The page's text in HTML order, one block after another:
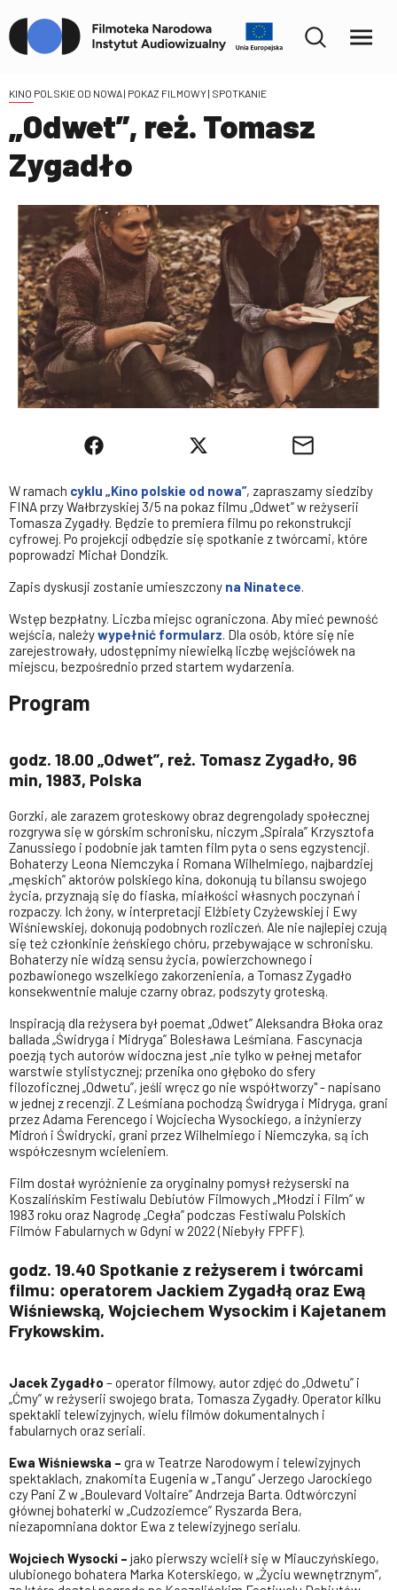
KINO POLSKIE OD NOWA| POKAZ FILMOWY | SPOTKANIE
„Odwet”, reż. Tomasz
Zygadło
W ramach cyklu „Kino polskie od nowa”, zapraszamy siedziby
FINA przy Wałbrzyskiej 3/5 na pokaz filmu „Odwet” w reżyserii
Tomasza Zygadły. Będzie to premiera filmu po rekonstrukcji
cyfrowej. Po projekcji odbędzie się spotkanie z twórcami, które
poprowadzi Michał Dondzik.
Zapis dyskusji zostanie umieszczony na Ninatece.
Wstęp bezpłatny. Liczba miejsc ograniczona. Aby mieć pewność
wejścia, należywypełnić formularz. Dla osób, które się nie
zarejestrowały, udostępnimy niewielką liczbę wejściówek na
miejscu, bezpośrednio przed startem wydarzenia.
Program
godz. 18.00 „Odwet”, reż. Tomasz Zygadło, 96
min, 1983, Polska
Gorzki, ale zarazem groteskowy obraz degrengolady społecznej
rozgrywa się w górskim schronisku, niczym „Spirala” Krzysztofa
Zanussiego i podobnie jak tamten film pyta o sens egzystencji.
Bohaterzy Leona Niemczyka i Romana Wilhelmiego, najbardziej
„męskich” aktorów polskiego kina, dokonują tu bilansu swojego
życia, przyznają się do fiaska, miałkości własnych poczynań i
rozpaczy. Ich żony, w interpretacji Elżbiety Czyżewskiej i Ewy
Wiśniewskiej, dokonują podobnych rozliczeń. Ale nie najlepiej czują
się też członkinie żeńskiego chóru, przebywające w schronisku.
Bohaterzy nie widzą sensu życia, powierzchownego i
pozbawionego wszelkiego zakorzenienia, a Tomasz Zygadło
konsekwentnie maluje czarny obraz, podszyty groteską.
Inspiracją dla reżysera był poemat „Odwet” Aleksandra Błoka oraz
ballada „Świdryga i Midryga” Bolesława Leśmiana. Fascynacja
poezją tych autorów widoczna jest „nie tylko w pełnej metafor
warstwie stylistycznej; przenika ono głęboko do sfery
filozoficznej „Odwetu”, jeśli wręcz go nie współtworzy" - napisano
w jednej z recenzji. Z Leśmiana pochodzą Świdryga i Midryga, grani
przez Adama Ferencego i Wojciecha Wysockiego, a inżynierzy
Midroń i Świdrycki, grani przez Wilhelmiego i Niemczyka, są ich
współczesnym wcieleniem.
Film dostał wyróżnienie za oryginalny pomysł reżyserski na
Koszalińskim Festiwalu Debiutów Filmowych „Młodzi i Film” w
1983 roku oraz Nagrodę „Cegła” podczas Festiwalu Polskich
Filmów Fabularnych w Gdyni w 2022 (Niebyły FPFF).
godz. 19.40 Spotkanie z reżyserem i twórcami
filmu: operatorem Jackiem Zygadłą oraz Ewą
Wiśniewską, Wojciechem Wysockim i Kajetanem
Frykowskim.
Jacek Zygadło – operator filmowy, autor zdjęć do „Odwetu” i
„Ćmy” w reżyserii swojego brata, Tomasza Zygadły. Operator kilku
spektakli telewizyjnych, wielu filmów dokumentalnych i
fabularnych oraz seriali.
Ewa Wiśniewska – gra w Teatrze Narodowym i telewizyjnych
spektaklach, znakomita Eugenia w „Tangu” Jerzego Jarockiego
czy Pani Z w „Boulevard Voltaire” Andrzeja Barta. Odtwórczyni
głównej bohaterki w „Cudzoziemce” Ryszarda Bera,
niezapomniana doktor Ewa z telewizyjnego serialu.
Wojciech Wysocki – jako pierwszy wcielił się w Miauczyńskiego,
ulubionego bohatera Marka Koterskiego, w „Życiu wewnętrznym”,